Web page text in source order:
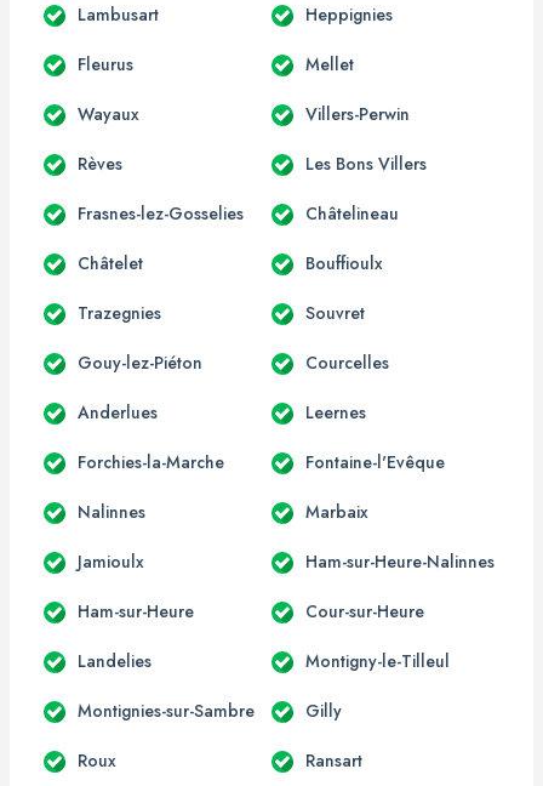
Lambusart Heppignies
Fleurus Mellet
Wayaux Villers-Perwin
Rèves Les Bons Villers
Frasnes-lez-Gosselies Châtelineau
Châtelet Bouffioulx
Trazegnies Souvret
Gouy-lez-Piéton Courcelles
Anderlues Leernes
Forchies-la-Marche Fontaine-l'Evêque
Nalinnes Marbaix
Jamioulx Ham-sur-Heure-Nalinnes
Ham-sur-Heure Cour-sur-Heure
Landelies Montigny-le-Tilleul
Montignies-sur-Sambre Gilly
Roux Ransart